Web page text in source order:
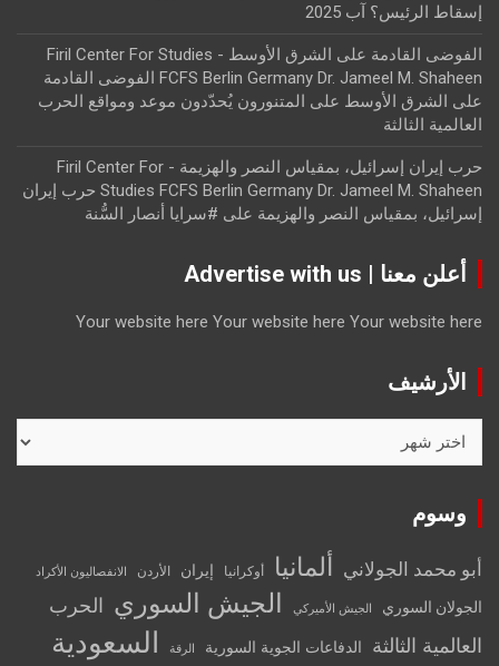
إسقاط الرئيس؟ آب 2025
الفوضى القادمة على الشرق الأوسط - Firil Center For Studies
FCFS Berlin Germany Dr. Jameel M. Shaheen الفوضى القادمة
على الشرق الأوسط على المتنورون يُحدّدون موعد ومواقع الحرب
العالمية الثالثة
حرب إيران إسرائيل، بمقياس النصر والهزيمة - Firil Center For
Studies FCFS Berlin Germany Dr. Jameel M. Shaheen حرب إيران
إسرائيل، بمقياس النصر والهزيمة على #سرايا أنصار السُّنة
أعلن معنا | Advertise with us
Your website here Your website here Your website here
الأرشيف
وسوم
أبو محمد الجولاني ألمانيا أوكرانيا إيران الأردن الانفصاليون الأكراد
الجولان السوري الجيش الأميركي الجيش السوري الحرب
العالمية الثالثة
الدفاعات الجوية السورية الرقة السعودية